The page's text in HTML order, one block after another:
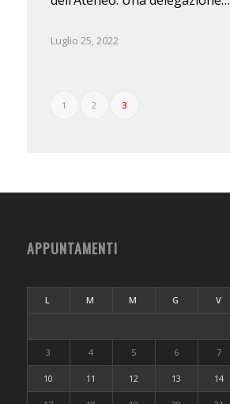
Luglio 25, 2022
1 2 3
APPUNTAMENTI
L M M G V
3 4 5 6 7
10 11 12 13 14